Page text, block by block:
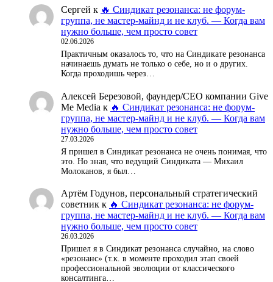
Сергей к 🔥 Синдикат резонанса: не форум-
группа, не мастер-майнд и не клуб. — Когда вам
нужно больше, чем просто совет
02.06.2026
Практичным оказалось то, что на Синдикате резонанса
начинаешь думать не только о себе, но и о других.
Когда проходишь через…
Алексей Березовой, фаундер/СЕО компании Give
Me Media к 🔥 Синдикат резонанса: не форум-
группа, не мастер-майнд и не клуб. — Когда вам
нужно больше, чем просто совет
27.03.2026
Я пришел в Синдикат резонанса не очень понимая, что
это. Но зная, что ведущий Синдиката — Михаил
Молоканов, я был…
Артём Годунов, персональный стратегический
советник к 🔥 Синдикат резонанса: не форум-
группа, не мастер-майнд и не клуб. — Когда вам
нужно больше, чем просто совет
26.03.2026
Пришел я в Синдикат резонанса случайно, на слово
«резонанс» (т.к. в моменте проходил этап своей
профессиональной эволюции от классического
консалтинга…